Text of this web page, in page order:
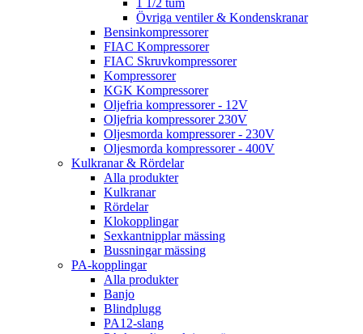
1 1/2 tum
Övriga ventiler & Kondenskranar
Bensinkompressorer
FIAC Kompressorer
FIAC Skruvkompressorer
Kompressorer
KGK Kompressorer
Oljefria kompressorer - 12V
Oljefria kompressorer 230V
Oljesmorda kompressorer - 230V
Oljesmorda kompressorer - 400V
Kulkranar & Rördelar
Alla produkter
Kulkranar
Rördelar
Klokopplingar
Sexkantnipplar mässing
Bussningar mässing
PA-kopplingar
Alla produkter
Banjo
Blindplugg
PA12-slang